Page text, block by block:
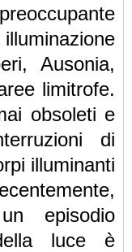
Ausonia,
limitrofe.
obsoleti e
di
illuminanti
episodio
luce è